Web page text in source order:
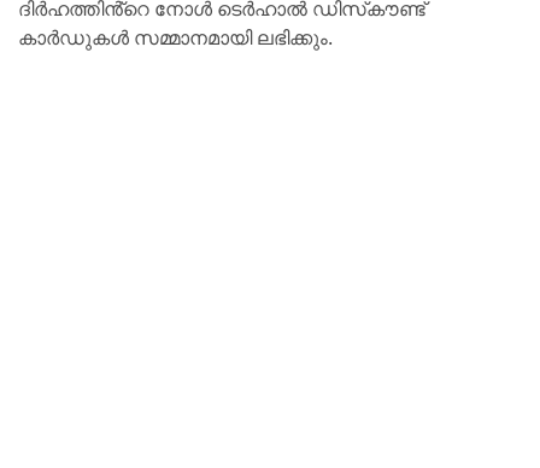
ദിർഹത്തിൻ്റെ നോൾ ടെർഹാൽ ഡിസ്‌കൗണ്ട്
കാർഡുകൾ സമ്മാനമായി ലഭിക്കും.